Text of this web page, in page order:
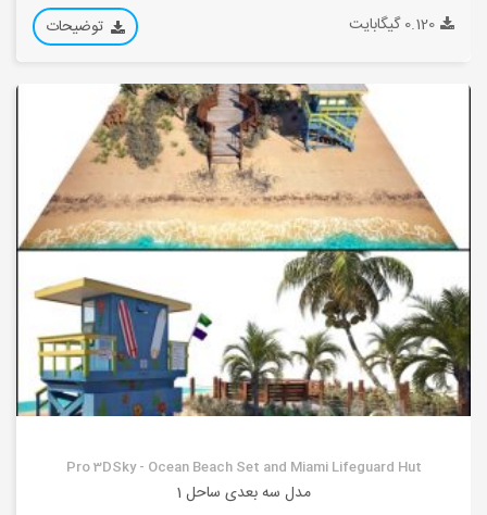
0.120 گیگابایت توضیحات
Pro 3DSky - Ocean Beach Set and Miami Lifeguard Hut
مدل سه بعدی ساحل 1